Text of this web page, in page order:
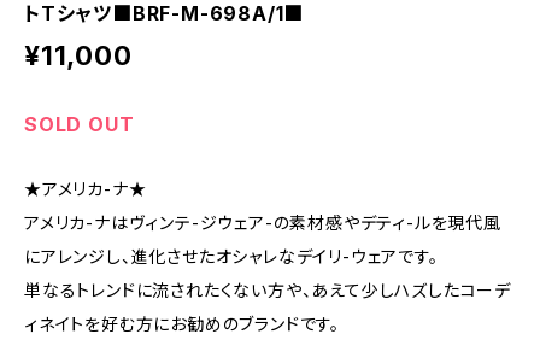
トTシャツ■BRF-M-698A/1■
¥11,000
SOLD OUT
★アメリカ-ナ★
アメリカ-ナはヴィンテ-ジウェア-の素材感やデティ-ルを現代風
にアレンジし、進化させたオシャレなデイリ-ウェアです。
単なるトレンドに流されたくない方や、あえて少しハズしたコーデ
ィネイトを好む方にお勧めのブランドです。